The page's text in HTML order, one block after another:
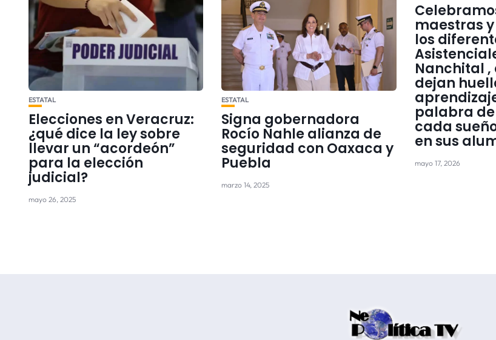
ESTATAL
Elecciones en Veracruz:
¿qué dice la ley sobre
llevar un “acordeón”
para la elección
judicial?
mayo 26, 2025
ESTATAL
Signa gobernadora
Rocío Nahle alianza de
seguridad con Oaxaca y
Puebla
marzo 14, 2025
maestras
los
Nanchital ,
dejan
palabra
cada
en sus
mayo 17, 2026